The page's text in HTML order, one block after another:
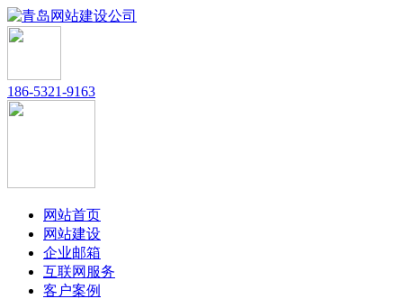
186-5321-9163
网站首页
网站建设
企业邮箱
互联网服务
客户案例